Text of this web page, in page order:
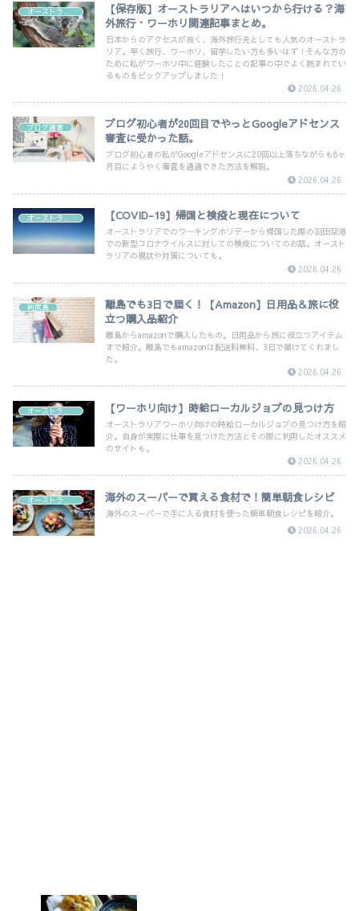
オーストラリア
【保存版】オーストラリアへはいつから行ける？海
外旅行・ワーホリ関連記事まとめ。
日本からのアクセスが良く、海外旅行先としても人気のオーストラ
リア。早く旅行、ワーホリ、留学したい方も多いはず！そんな方の
ために私がワーホリ中に経験したことの記事の中でよく読まれてい
るものをピックアップしました！
2026.04.26
ブログ運営
ブログ初心者が20回目でやっとGoogleアドセンス
審査に受かった話。
ブログ初心者の私がGoogleアドセンスに20回以上落ちながらも8ヶ
月目にようやく審査を通過できた方法を解説。
2026.04.26
オーストラリア 【COVID-19】帰国と検疫と現在について
オーストラリアでのワーキングホリデーから帰国した際の羽田空港
での新型コロナウイルスに対しての検疫についてのお話。オースト
ラリアの現状や対策についても。
2026.04.26
利尻島
離島でも3日で届く！【Amazon】日用品＆旅に役
立つ購入品紹介
離島からamazonで購入したもの。日用品から旅に役立つアイテム
まで紹介。離島でもamazonは配送料無料、3日で届けてくれまし
た。
2026.04.26
【ワーホリ向け】時給ローカルジョブの見つけ方
オーストラリアワーホリ向けの時給ローカルジョブの見つけ方を紹
介。自身が実際に仕事を見つけた方法とその際に利用したオススメ
のサイトも。
2026.04.26
オーストラリア 海外のスーパーで買える食材で！簡単朝食レシピ
海外のスーパーで手に入る食材を使った簡単朝食レシピを紹介。
2026.04.26